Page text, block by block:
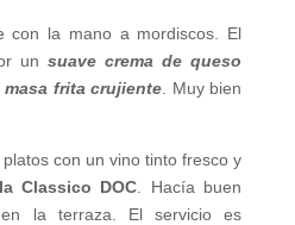
con la mano a mordiscos. El
unsuave crema de queso
frita crujiente . Muy bien
con un vino tinto fresco y
Classico DOC . Hacía buen
la terraza. El servicio es